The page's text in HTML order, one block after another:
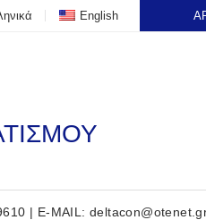
English
| E-MAIL: